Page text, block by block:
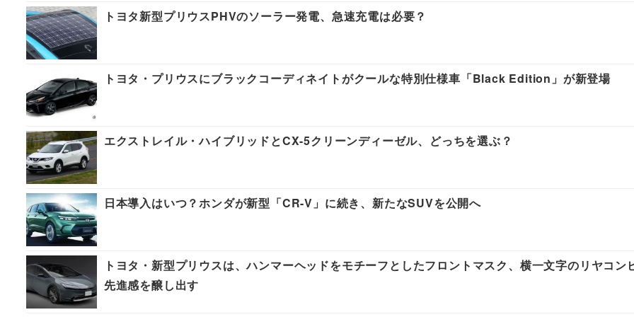
トヨタ新型プリウスPHVのソーラー発電、急速充電は必要？
トヨタ・プリウスにブラックコーディネイトがクールな特別仕様車「Black Edition」が新登場
エクストレイル・ハイブリッドとCX-5クリーンディーゼル、どっちを選ぶ？
日本導入はいつ？ホンダが新型「CR-V」に続き、新たなSUVを公開へ
トヨタ・新型プリウスは、ハンマーヘッドをモチーフとしたフロントマスク、横一文字のリヤコン
先進感を醸し出す